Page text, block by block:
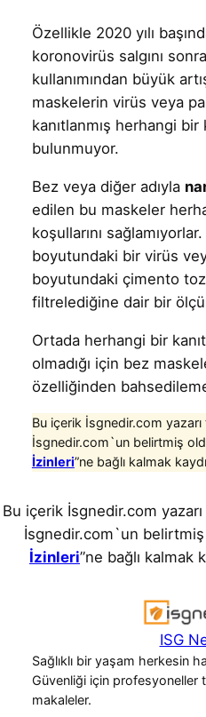
Özellikle 2020 yılı
koronovirüs salgını
kullanımından büyük
maskelerin virüs veya
kanıtlanmış herhangi
bulunmuyor.
Bez veya diğer adıyla
edilen bu maskeler
koşullarını
boyutundaki bir virüs
boyutundaki çimento
filtrelediğine dair bir
Ortada herhangi bir
olmadığı için bez
özelliğinden
Bu içerik İsgnedir.com
İsgnedir.com`un belirtmiş
İzinleri”ne bağlı kalmak
Bu içerik İsgnedir.com
İsgnedir.com`un belirtmiş
İzinleri”ne bağlı kalmak
ISG
Sağlıklı bir yaşam herkesin
Güvenliği için profesyoneller
makaleler.